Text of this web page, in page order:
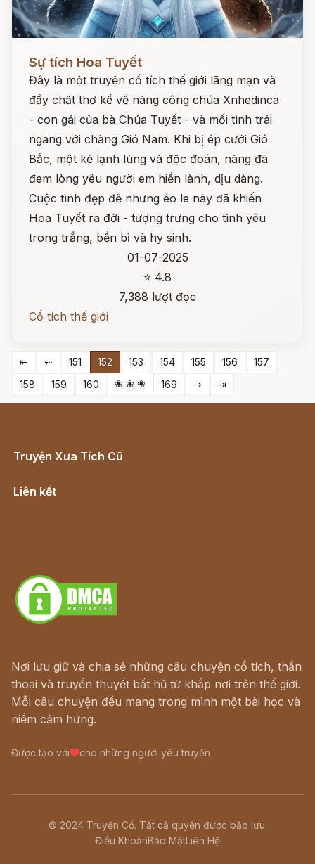
Sự tích Hoa Tuyết
Đây là một truyện cổ tích thế giới lãng mạn và
đầy chất thơ kể về nàng công chúa Xnhedinca
- con gái của bà Chúa Tuyết - và mối tình trái
ngang với chàng Gió Nam. Khi bị ép cưới Gió
Bắc, một kẻ lạnh lùng và độc đoán, nàng đã
đem lòng yêu người em hiền lành, dịu dàng.
Cuộc tình đẹp đẽ nhưng éo le này đã khiến
Hoa Tuyết ra đời - tượng trưng cho tình yêu
trong trắng, bền bỉ và hy sinh.
01-07-2025
⭐ 4.8
7,388 lượt đọc
Cổ tích thế giới
⇤ ⇠ 151 152 153 154 155 156
157
158
159 160 ❀ ❀ ❀ 169 ⇢ ⇥
Truyện Xưa Tích Cũ
Liên kết
Nơi lưu giữ và chia sẻ những câu chuyện cổ tích, thần
thoại và truyền thuyết bất hủ từ khắp nơi trên thế giới.
Mỗi câu chuyện đều mang trong mình một bài học và
niềm cảm hứng.
Được tạo với cho những người yêu truyện
© 2024 Truyện Cổ. Tất cả quyền được bảo lưu.
Điều KhoảnBảo MậtLiên Hệ